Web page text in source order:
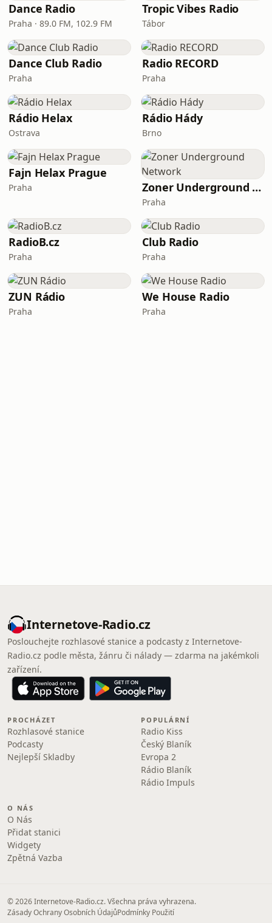
Dance Radio
Praha · 89.0 FM, 102.9 FM
Tropic Vibes Radio
Tábor
Dance Club Radio
Praha
Radio RECORD
Praha
Rádio Helax
Ostrava
Rádio Hády
Brno
Fajn Helax Prague
Praha Zoner Underground Network
Praha
RadioB.cz
Praha
Club Radio
Praha
ZUN Rádio
Praha
We House Radio
Praha
Internetove-Radio.cz
Poslouchejte rozhlasové stanice a podcasty z Internetove-
Radio.cz podle města, žánru či nálady — zdarma na jakémkoli
zařízení.
PROCHÁZET
Rozhlasové stanice
Podcasty
Nejlepší Skladby
POPULÁRNÍ
Radio Kiss
Český Blaník
Evropa 2
Rádio Blaník
Rádio Impuls
O NÁS
O Nás
Přidat stanici
Widgety
Zpětná Vazba
© 2026 Internetove-Radio.cz. Všechna práva vyhrazena.
Zásady Ochrany Osobních ÚdajůPodmínky Použití